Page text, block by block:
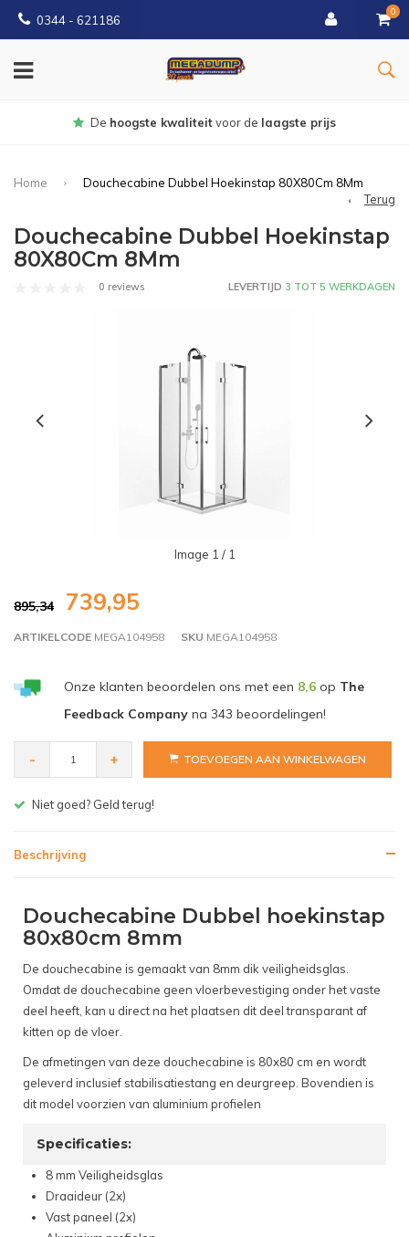
0344 - 621186
0
Gratisbezorgd vanaf € 150
Home
Douchecabine Dubbel Hoekinstap 80X80Cm 8Mm
Terug
Douchecabine Dubbel Hoekinstap
80X80Cm 8Mm
0 reviews LEVERTIJD 3 TOT 5 WERKDAGEN
Image 1 / 1
895,34 739,95
ARTIKELCODE MEGA104958 SKU MEGA104958
Onze klanten beoordelen ons met een 8,6op The
Feedback Companyna 343 beoordelingen!
- + TOEVOEGEN AAN WINKELWAGEN
Gratis bezorgen v.a. € 150,- (NL)
Beschrijving
Douchecabine Dubbel hoekinstap
80x80cm 8mm
De douchecabine is gemaakt van 8mm dik veiligheidsglas.
Omdat de douchecabine geen vloerbevestiging onder het vaste
deel heeft, kan u direct na het plaatsen dit deel transparant af
kitten op de vloer.
De afmetingen van deze douchecabine is 80x80 cm en wordt
geleverd inclusief stabilisatiestang en deurgreep. Bovendien is
dit model voorzien van aluminium profielen
Specificaties:
8 mm Veiligheidsglas
Draaideur (2x)
Vast paneel (2x)